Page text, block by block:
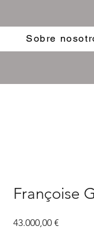
Sobre
Françoise
43.000,00 €